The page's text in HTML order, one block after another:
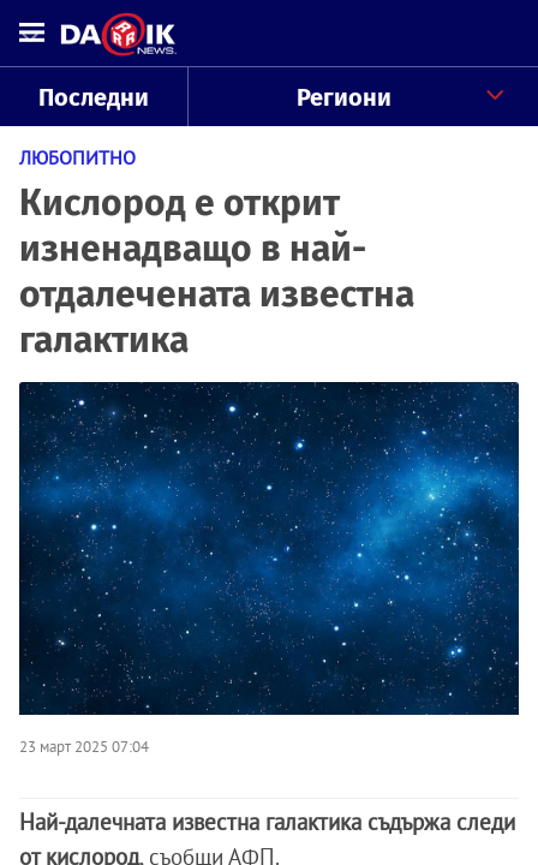
Последни Региони
ЛЮБОПИТНО
Кислород е открит
изненадващо в най-
отдалечената известна
галактика
23 март 2025 07:04
Най-далечната известна галактика съдържа следи
от кислород, съобщи АФП.